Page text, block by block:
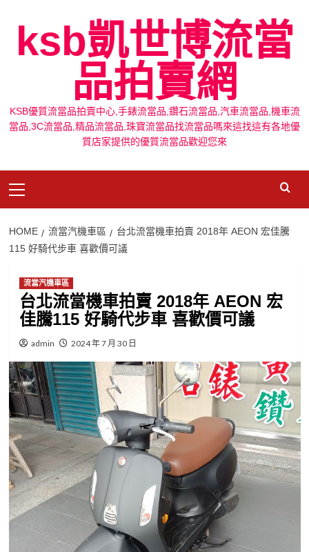
contentksb凱世博流當
品拍賣網
KSB優質流當品拍賣中心,手錶流當品,鑽石流當品,汽車流當品,機車流
當品,3C流當品,精品流當品,珠寶流當品找流當品嗎來這找這有各地優
質店家提供的優質流當品歡迎您來
Menu
HOME 流當汽機車區
台北流當機車拍賣 2018年 AEON 宏佳騰
115 好騎代步車 喜歡價可議
流當汽機車區
台北流當機車拍賣 2018年 AEON 宏
佳騰115 好騎代步車 喜歡價可議
admin 2024 年 7 月 30 日